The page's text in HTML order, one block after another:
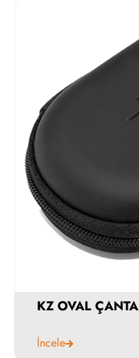
KZ OVAL ÇANTA
İncele